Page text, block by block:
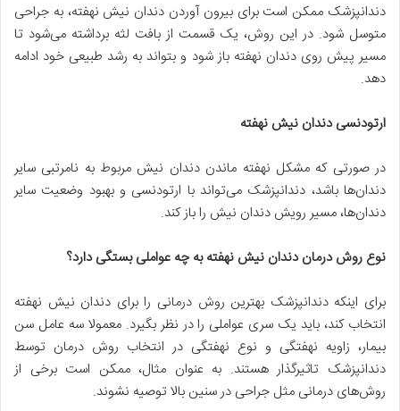
دندانپزشک ممکن است برای بیرون آوردن دندان نیش نهفته، به جراحی
متوسل شود. در این روش، یک قسمت از بافت لثه برداشته می‌شود تا
مسیر پیش روی دندان نهفته باز شود و بتواند به رشد طبیعی خود ادامه
دهد.
ارتودنسی دندان نیش نهفته
در صورتی که مشکل نهفته ماندن دندان نیش مربوط به نامرتبی سایر
دندان‌ها باشد، دندانپزشک می‌تواند با ارتودنسی و بهبود وضعیت سایر
دندان‌ها، مسیر رویش دندان نیش را باز کند.
نوع روش درمان دندان نیش نهفته به چه عواملی بستگی دارد؟
برای اینکه دندانپزشک بهترین روش درمانی را برای دندان نیش نهفته
انتخاب کند، باید یک سری عواملی را در نظر بگیرد. معمولا سه عامل سن
بیمار، زاویه نهفتگی و نوع نهفتگی در انتخاب روش درمان توسط
دندانپزشک تاثیرگذار هستند. به عنوان مثال، ممکن است برخی از
روش‌های درمانی مثل جراحی در سنین بالا توصیه نشوند.